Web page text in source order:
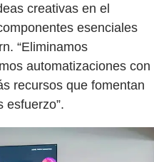
creativas en el
esenciales
“Eliminamos
automatizaciones con
recursos que fomentan
esfuerzo”.